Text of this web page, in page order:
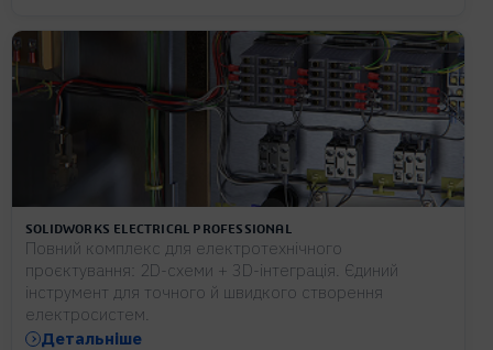
SOLIDWORKS ELECTRICAL PROFESSIONAL
Повний комплекс для електротехнічного
проєктування: 2D-схеми + 3D-інтеграція. Єдиний
інструмент для точного й швидкого створення
електросистем.
Детальніше